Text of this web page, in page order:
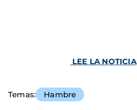
LEE LA NOTICIA
Temas Hambre